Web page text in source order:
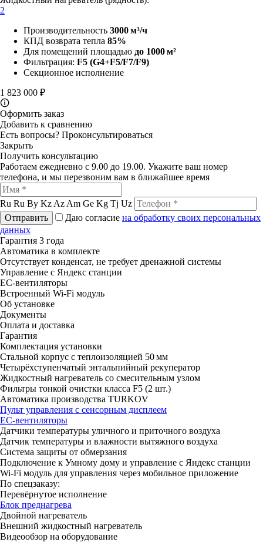
2
Производительность 3000 м³/ч
КПД возврата тепла 85%
Для помещений площадью до 1000 м²
Фильтрация: F5 (G4+F5/F7/F9)
Секционное исполнение
1 823 000 ₽
🛈
Оформить заказ
Добавить к сравнению
Есть вопросы? Проконсультироваться
Закрыть
Получить консультацию
Работаем ежедневно с 9.00 до 19.00. Укажите ваш номер
телефона, и мы перезвоним вам в ближайшее время
Ru Ru By Kz Az Am Ge Kg Tj Uz
Отправить
Даю согласие на обработку своих персональных
данных
Гарантия 3 года
Автоматика в комплекте
Отсутствует конденсат, не требует дренажной системы
Управление с Яндекс станции
ЕС-вентиляторы
Встроенный Wi-Fi модуль
Об установке
Документы
Оплата и доставка
Гарантия
Комплектация установки
Стальной корпус с теплоизоляцией 50 мм
Четырёхступенчатый энтальпийный рекуператор
Жидкостный нагреватель со смесительным узлом
Фильтры тонкой очистки класса F5 (2 шт.)
Автоматика производства TURKOV
Пульт управления с сенсорным дисплеем
ЕС-вентиляторы
Датчики температуры уличного и приточного воздуха
Датчик температуры и влажности вытяжного воздуха
Система защиты от обмерзания
Подключение к Умному дому и управление с Яндекс станции
Wi-Fi модуль для управления через мобильное приложение
По спецзаказу:
Перевёрнутое исполнение
Блок преднагрева
Двойной нагреватель
Внешний жидкостный нагреватель
Видеообзор на оборудование